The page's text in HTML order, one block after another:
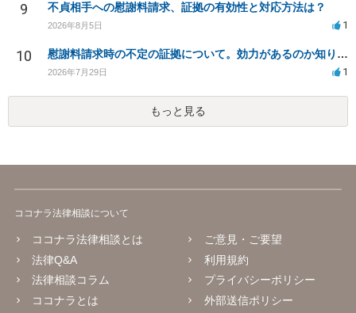
9 不貞相手への慰謝料請求、証拠の有効性と対応方法は？
2026年8月5日 1
10 慰謝料請求時の不定の証拠について。効力があるのか知りたい。
2026年7月29日 1
もっと見る
ココナラ法律相談について
ココナラ法律相談とは
法律Q&A
法律相談コラム
ココナラとは
ご意見・ご要望
利用規約
プライバシーポリシー
外部送信ポリシー